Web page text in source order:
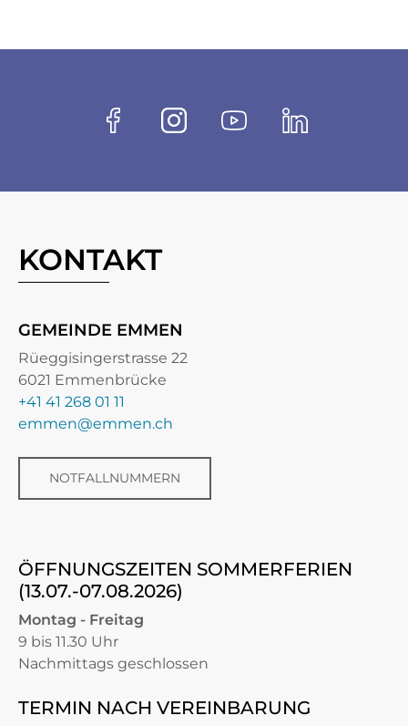
Socials
FacebookInstagramYoutubeLinkedin
KONTAKT
GEMEINDE EMMEN
Rüeggisingerstrasse 22
6021 Emmenbrücke
+41 41 268 01 11
emmen@emmen.ch
NOTFALLNUMMERN
ÖFFNUNGSZEITEN SOMMERFERIEN
(13.07.-07.08.2026)
Montag - Freitag
9 bis 11.30 Uhr
Nachmittags geschlossen
TERMIN NACH VEREINBARUNG